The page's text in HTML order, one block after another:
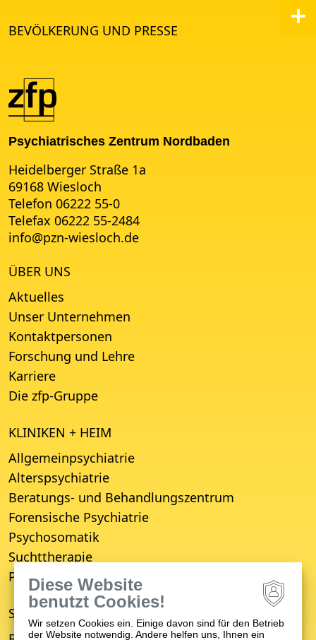
BEVÖLKERUNG UND PRESSE
Psychiatrisches Zentrum Nordbaden
ÜBER UNS
Aktuelles
Unser Unternehmen
Kontaktpersonen
Forschung und Lehre
Karriere
Die zfp-Gruppe
KLINIKEN + HEIM
Allgemeinpsychiatrie
Alterspsychiatrie
Beratungs- und Behandlungszentrum
Forensische Psychiatrie
Psychosomatik
Suchttherapie
Psychiatrisches Wohnheim
STANDORTE
Heidelberger Straße 1a
69168 Wiesloch
Telefon 06222 55-0
Telefax 06222 55-2484
info@pzn-wiesloch.de
Diese Website
benutzt Cookies!
Wir setzen Cookies ein. Einige davon sind für den Betrieb
der Website notwendig. Andere helfen uns, Ihnen ein